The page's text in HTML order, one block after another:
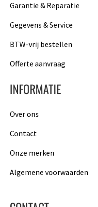
Garantie & Reparatie
Gegevens & Service
BTW-vrij bestellen
Offerte aanvraag
INFORMATIE
Over ons
Contact
Onze merken
Algemene voorwaarden